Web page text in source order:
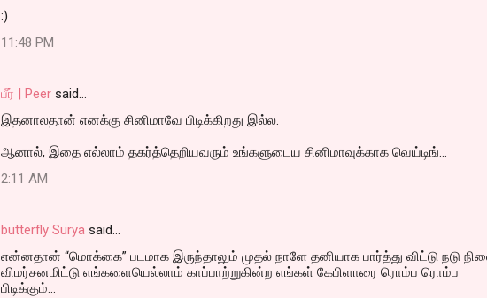
:)
11:48 PM
பீர் | Peer said…
இதனாலதான் எனக்கு சினிமாவே பிடிக்கிறது இல்ல.
ஆனால், இதை எல்லாம் தகர்த்தெறியவரும் உங்களுடைய சினிமாவுக்காக வெய்டிங்...
2:11 AM
butterfly Surya said…
என்னதான் “மொக்கை” படமாக இருந்தாலும் முதல் நாளே தனியாக பார்த்து விட்டு நடு
விமர்சனமிட்டு எங்களையெல்லாம் காப்பாற்றுகின்ற எங்கள் கேபிளாரை ரொம்ப ரொம்ப
பிடிக்கும்...